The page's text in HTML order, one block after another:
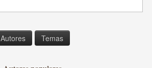
Autores Temas